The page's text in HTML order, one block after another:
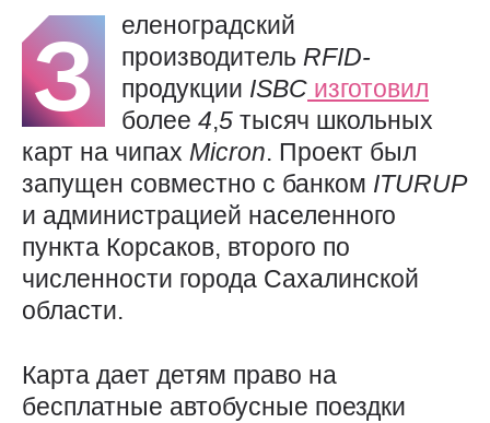
З
еленоградский
производитель RFID-
продукции ISBC изготовил
более 4,5 тысяч школьных
карт на чипах Micron. Проект был
запущен совместно с банком ITURUP
и администрацией населенного
пункта Корсаков, второго по
численности города Сахалинской
области.
Карта дает детям право на
бесплатные автобусные поездки